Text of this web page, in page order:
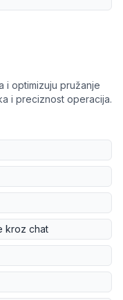
i optimizuju pružanje
i preciznost operacija.
kroz chat